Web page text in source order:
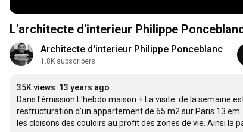
L'architecte d'interieur Philippe
Architecte d'interieur Philippe Ponceblanc
1.8K subscribers
35K views 13 years ago
Dans l'émission L'hebdo maison + La visite  de la semaine
restructuration d'un appartement de 65 m2 sur Paris 13
les cloisons des couloirs au profit des zones de vie. Ainsi